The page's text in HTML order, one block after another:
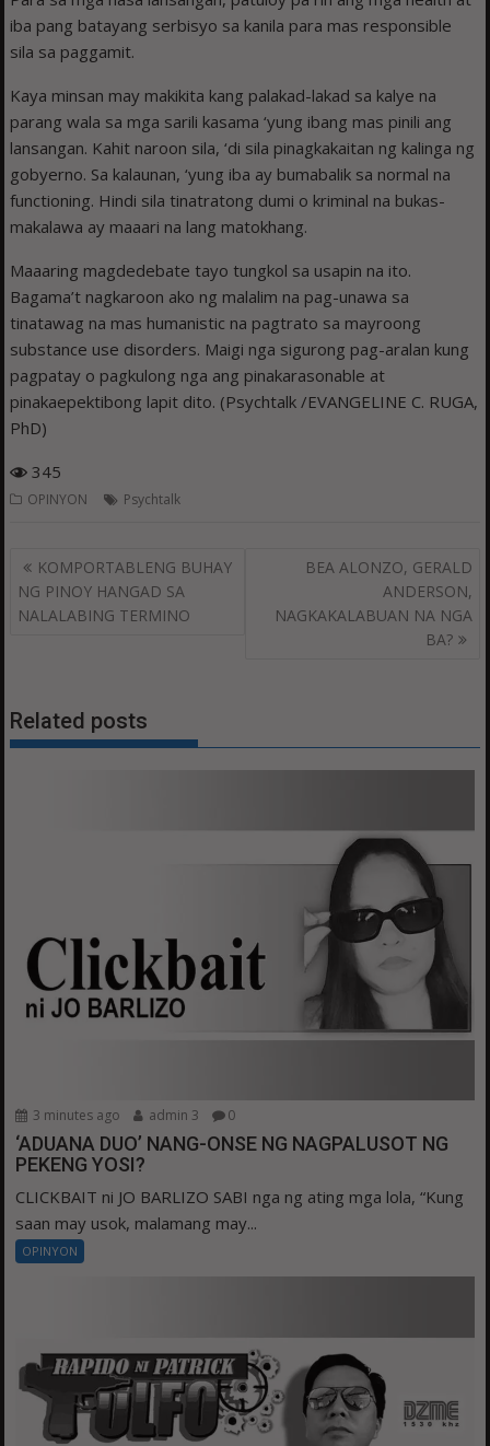
iba pang batayang serbisyo sa kanila para mas responsible
sila sa paggamit.
Kaya minsan may makikita kang palakad-lakad sa kalye na
parang wala sa mga sarili kasama ‘yung ibang mas pinili ang
lansangan. Kahit naroon sila, ‘di sila pinagkakaitan ng kalinga ng
gobyerno. Sa kalaunan, ‘yung iba ay bumabalik sa normal na
functioning. Hindi sila tinatratong dumi o kriminal na bukas-
makalawa ay maaari na lang matokhang.
Maaaring magdedebate tayo tungkol sa usapin na ito.
Bagama’t nagkaroon ako ng malalim na pag-unawa sa
tinatawag na mas humanistic na pagtrato sa mayroong
substance use disorders. Maigi nga sigurong pag-aralan kung
pagpatay o pagkulong nga ang pinakarasonable at
pinakaepektibong lapit dito. (Psychtalk /EVANGELINE C. RUGA,
PhD)
345
OPINYON Psychtalk
Post
navigation
KOMPORTABLENG BUHAY
NG PINOY HANGAD SA
NALALABING TERMINO
BEA ALONZO, GERALD
ANDERSON,
NAGKAKALABUAN NA NGA
BA?
Related posts
3 minutes ago admin 3 0
‘ADUANA DUO’ NANG-ONSE NG NAGPALUSOT NG
PEKENG YOSI?
CLICKBAIT ni JO BARLIZO SABI nga ng ating mga lola, “Kung
saan may usok, malamang may...
OPINYON